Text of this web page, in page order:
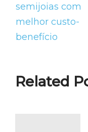
semijoias com
melhor custo-
benefício
Related